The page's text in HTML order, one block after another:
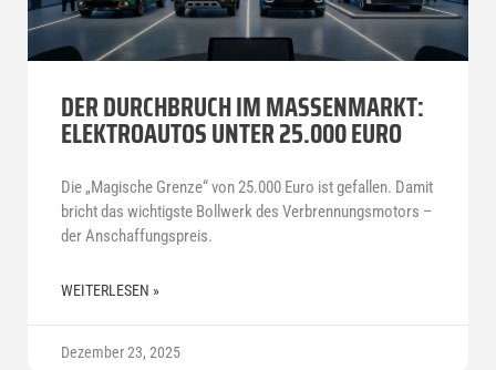
DER DURCHBRUCH IM MASSENMARKT:
ELEKTROAUTOS UNTER 25.000 EURO
Die „Magische Grenze“ von 25.000 Euro ist gefallen. Damit
bricht das wichtigste Bollwerk des Verbrennungsmotors –
der Anschaffungspreis.
WEITERLESEN »
Dezember 23, 2025